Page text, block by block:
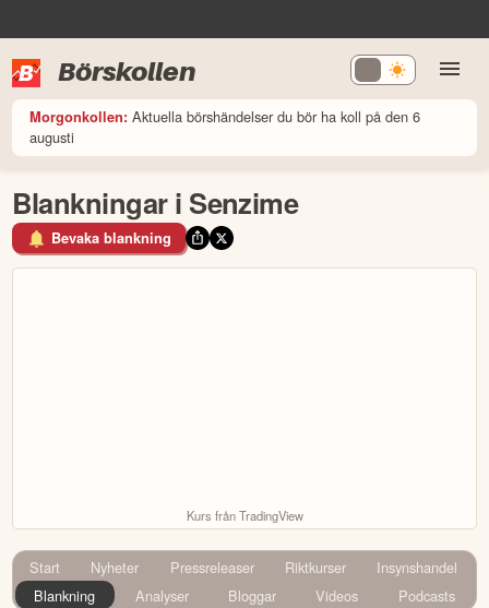
Börskollen
Morgonkollen: Aktuella börshändelser du bör ha koll på den 6
augusti
Blankningar i Senzime
Bevaka blankning
Kurs från TradingView
Start Nyheter Pressreleaser Riktkurser
Insynshandel
Blankning
Analyser Bloggar Videos Podcasts